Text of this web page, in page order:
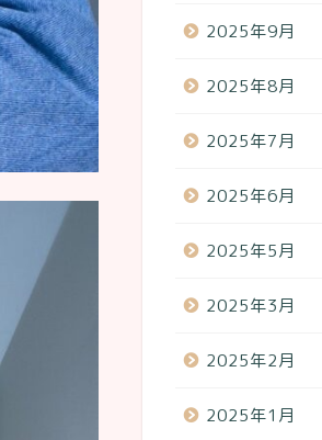
2025年9月
2025年8月
2025年7月
2025年6月
2025年5月
2025年3月
2025年2月
2025年1月